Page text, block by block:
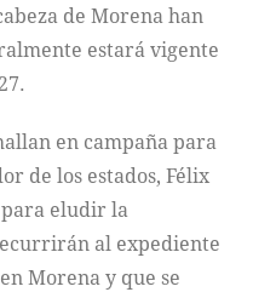
de Morena han
estará vigente
en campaña para
de los estados, Félix
para eludir la
al expediente
Morena y que se